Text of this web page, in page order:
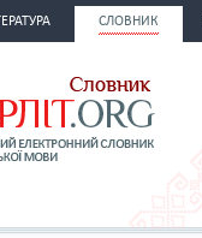
СЛОВНИК